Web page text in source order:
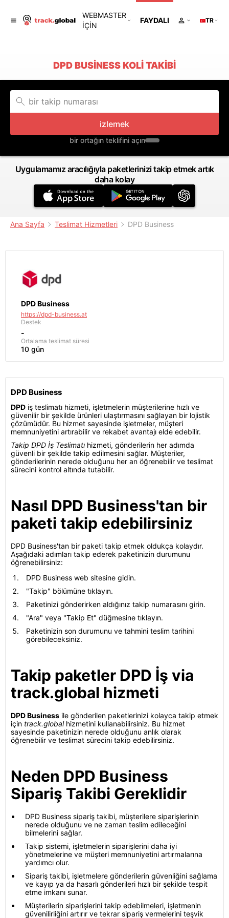
WEBMASTER
IÇIN
FAYDALI TR
DPD BUSINESS KOLI TAKIBI
izlemek
bir ortağın teklifini açın
Uygulamamız aracılığıyla paketlerinizi takip etmek artık
daha kolay
Ana Sayfa Teslimat Hizmetleri DPD Business
DPD Business
https://dpd-business.at
Destek
-
Ortalama teslimat süresi
10 gün
DPD Business
DPD iş teslimatı hizmeti, işletmelerin müşterilerine hızlı ve
güvenilir bir şekilde ürünleri ulaştırmasını sağlayan bir lojistik
çözümüdür. Bu hizmet sayesinde işletmeler, müşteri
memnuniyetini artırabilir ve rekabet avantajı elde edebilir.
Takip DPD İş Teslimatı hizmeti, gönderilerin her adımda
güvenli bir şekilde takip edilmesini sağlar. Müşteriler,
gönderilerinin nerede olduğunu her an öğrenebilir ve teslimat
sürecini kontrol altında tutabilir.
Nasıl DPD Business'tan bir
paketi takip edebilirsiniz
DPD Business'tan bir paketi takip etmek oldukça kolaydır.
Aşağıdaki adımları takip ederek paketinizin durumunu
öğrenebilirsiniz:
DPD Business web sitesine gidin.
"Takip" bölümüne tıklayın.
Paketinizi gönderirken aldığınız takip numarasını girin.
"Ara" veya "Takip Et" düğmesine tıklayın.
Paketinizin son durumunu ve tahmini teslim tarihini
görebileceksiniz.
Takip paketler DPD İş via
track.global hizmeti
DPD Business ile gönderilen paketlerinizi kolayca takip etmek
için track.globalhizmetini kullanabilirsiniz. Bu hizmet
sayesinde paketinizin nerede olduğunu anlık olarak
öğrenebilir ve teslimat sürecini takip edebilirsiniz.
Neden DPD Business
Sipariş Takibi Gereklidir
DPD Business sipariş takibi, müşterilere siparişlerinin
nerede olduğunu ve ne zaman teslim edileceğini
bilmelerini sağlar.
Takip sistemi, işletmelerin siparişlerini daha iyi
yönetmelerine ve müşteri memnuniyetini artırmalarına
yardımcı olur.
Sipariş takibi, işletmelere gönderilerin güvenliğini sağlama
ve kayıp ya da hasarlı gönderileri hızlı bir şekilde tespit
etme imkanı sunar.
Müşterilerin siparişlerini takip edebilmeleri, işletmenin
güvenilirliğini artırır ve tekrar sipariş vermelerini teşvik